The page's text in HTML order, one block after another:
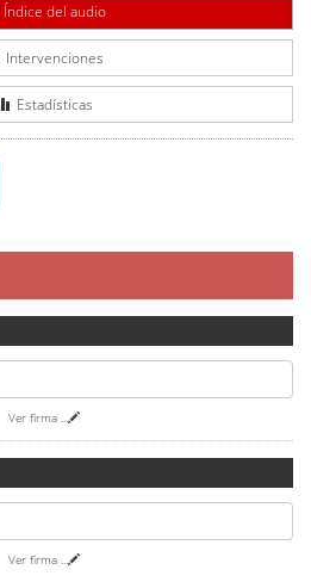
Índice del audio
Intervenciones
Estadísticas
Ver firma ...
Ver firma ...